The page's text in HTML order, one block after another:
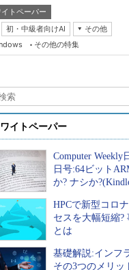
イトペーパー
初・中級者向けAI
その他
その他の特集
イトペーパー
Computer Weekly
日号:64ビット
か? ナシか
HPCで新型コロ
セスを大幅短縮?
とは
基礎解説:インフ
その3つのメリッ